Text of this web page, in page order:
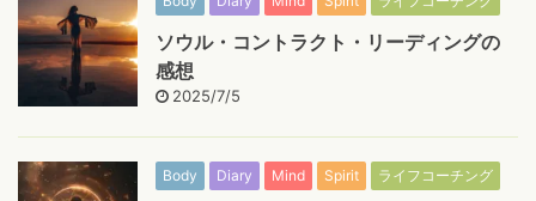
ソウル・コントラクト・リーディングの
感想
2025/7/5
Body Diary Mind Spirit ライフコーチング